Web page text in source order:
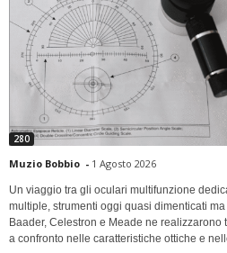
280
Muzio Bobbio - 1 Agosto 2026
Un viaggio tra gli oculari multifunzione
multiple, strumenti oggi quasi dimenticati
Baader, Celestron e Meade ne
a confronto nelle caratteristiche ottiche e